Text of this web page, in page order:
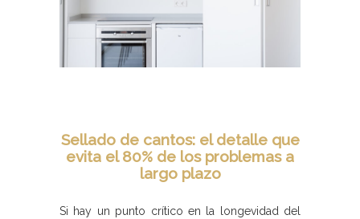
Sellado de cantos: el detalle que
evita el 80% de los problemas a
largo plazo
Si hay un punto crítico en la longevidad del